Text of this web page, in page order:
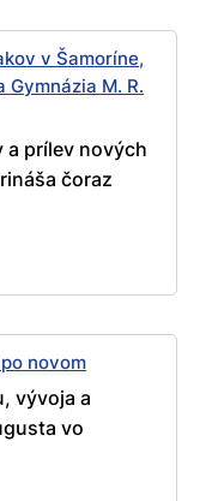
v Šamoríne,
M. R.
a prílev nových
čoraz
novom
vývoja a
vo